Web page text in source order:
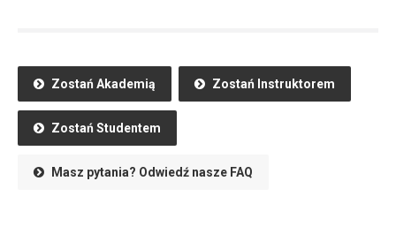
Zostań Akademią Zostań Instruktorem
Zostań Studentem
Masz pytania? Odwiedź nasze FAQ